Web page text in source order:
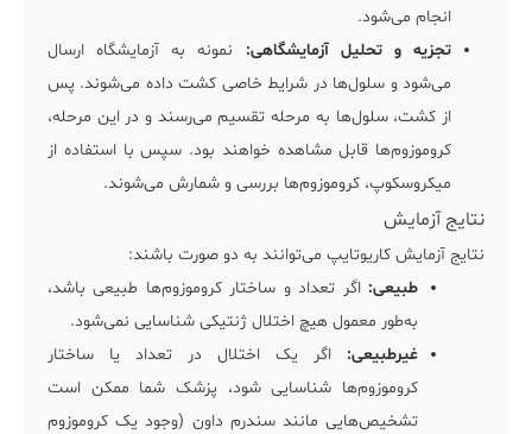
انجام می‌شود.
تجزیه و تحلیل آزمایشگاهی: نمونه به آزمایشگاه ارسال
می‌شود و سلول‌ها در شرایط خاصی کشت داده می‌شوند. پس
از کشت، سلول‌ها به مرحله تقسیم می‌رسند و در این مرحله،
کروموزوم‌ها قابل مشاهده خواهند بود. سپس با استفاده از
میکروسکوپ، کروموزوم‌ها بررسی و شمارش می‌شوند.
نتایج آزمایش
نتایج آزمایش کاریوتایپ می‌توانند به دو صورت باشند:
طبیعی: اگر تعداد و ساختار کروموزوم‌ها طبیعی باشد،
به‌طور معمول هیچ اختلال ژنتیکی شناسایی نمی‌شود.
غیرطبیعی: اگر یک اختلال در تعداد یا ساختار
کروموزوم‌ها شناسایی شود، پزشک شما ممکن است
تشخیص‌هایی مانند سندرم داون (وجود یک کروموزوم